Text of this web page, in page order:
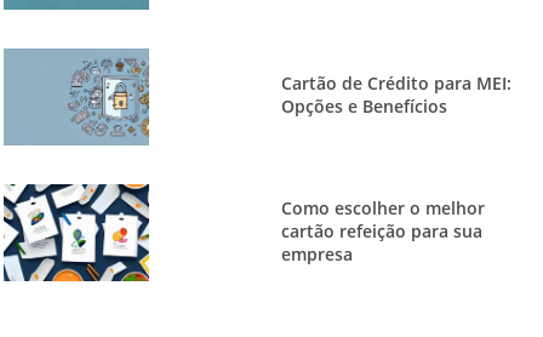
Cartão de Crédito para MEI:
Opções e Benefícios
Como escolher o melhor
cartão refeição para sua
empresa